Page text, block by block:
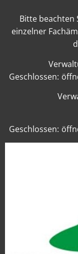
Bitte beachten
einzelner
Klicken, um
Geschlossen:
Klicken, um
Geschlossen: